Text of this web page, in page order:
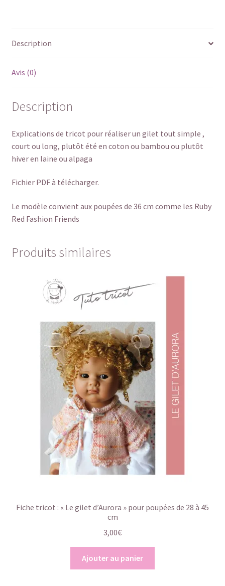
Description
Avis (0)
Description
Explications de tricot pour réaliser un gilet tout simple ,
court ou long, plutôt été en coton ou bambou ou plutôt
hiver en laine ou alpaga
Fichier PDF à télécharger.
Le modèle convient aux poupées de 36 cm comme les Ruby
Red Fashion Friends
Produits similaires
Fiche tricot : « Le gilet d’Aurora » pour poupées de 28 à 45
cm
3,00€
Ajouter au panier